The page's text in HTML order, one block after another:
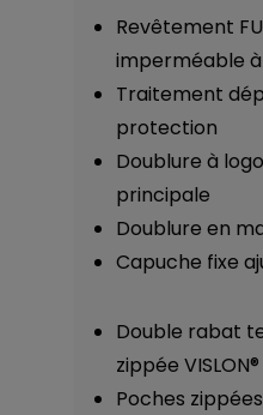
Revêtement
imperméable
Traitement
protection
Doublure à
principale
Doublure en
Capuche fixe
Double rabat
zippée
Poches